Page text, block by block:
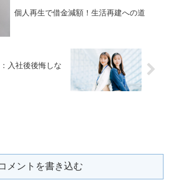
個人再生で借金減額！生活再建への道
入社後後悔しな
メントを書き込む